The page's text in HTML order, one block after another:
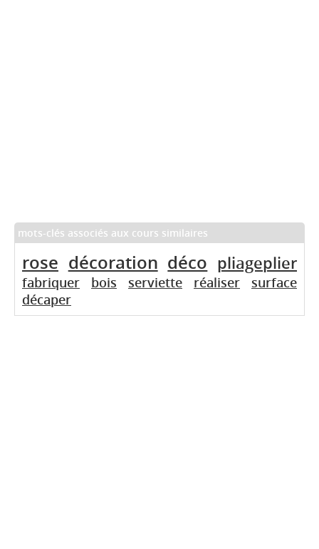
mots-clés associés aux cours similaires
rose décoration déco pliageplier
fabriquer bois serviette réaliser
surface
décaper